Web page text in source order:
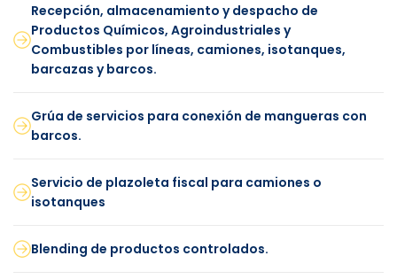
Recepción, almacenamiento y despacho de
Productos Químicos, Agroindustriales y
Combustibles por líneas, camiones, isotanques,
barcazas y barcos.
Grúa de servicios para conexión de mangueras con
barcos.
Servicio de plazoleta fiscal para camiones o
isotanques
Blending de productos controlados.